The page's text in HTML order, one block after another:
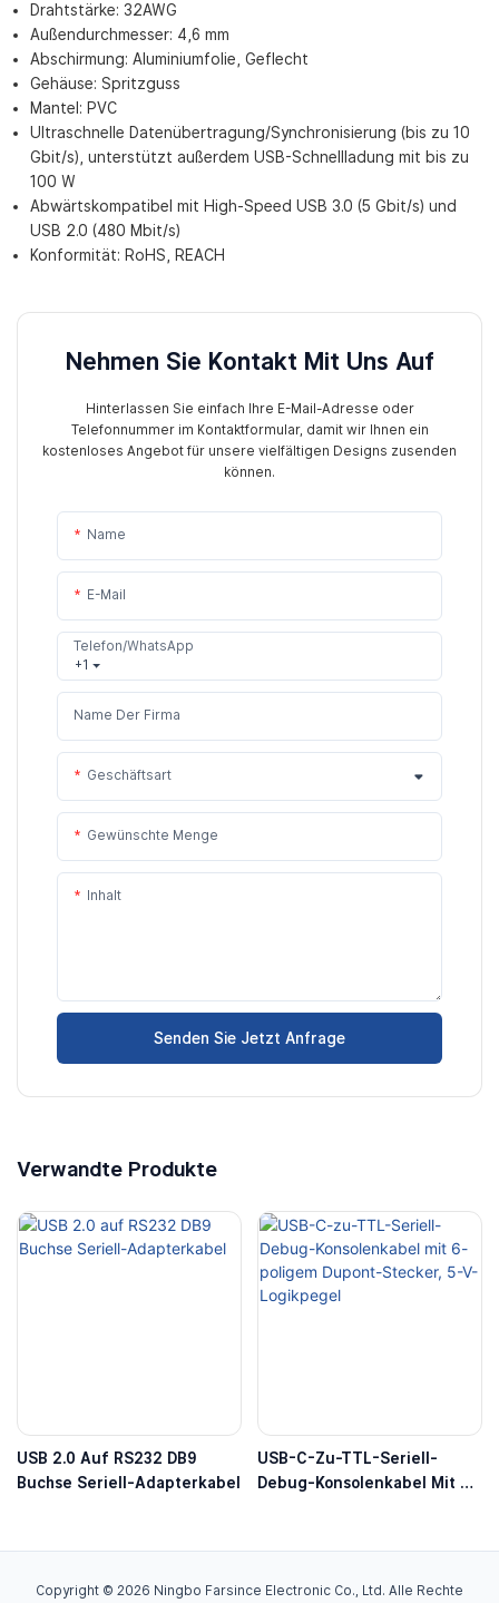
Drahtstärke: 32AWG
Außendurchmesser: 4,6 mm
Abschirmung: Aluminiumfolie, Geflecht
Gehäuse: Spritzguss
Mantel: PVC
Ultraschnelle Datenübertragung/Synchronisierung (bis zu 10
Gbit/s), unterstützt außerdem USB-Schnellladung mit bis zu
100 W
Abwärtskompatibel mit High-Speed ​​USB 3.0 (5 Gbit/s) und
USB 2.0 (480 Mbit/s)
Konformität: RoHS, REACH
Nehmen Sie Kontakt Mit Uns Auf
Hinterlassen Sie einfach Ihre E-Mail-Adresse oder
Telefonnummer im Kontaktformular, damit wir Ihnen ein
kostenloses Angebot für unsere vielfältigen Designs zusenden
können.
Name
E-Mail
+1
Telefon/WhatsApp
Name Der Firma
Geschäftsart
Gewünschte Menge
Inhalt
Senden Sie Jetzt Anfrage
Verwandte Produkte
USB 2.0 Auf RS232 DB9
Buchse Seriell-Adapterkabel
USB-C-Zu-TTL-Seriell-
Debug-Konsolenkabel Mit 6-
Copyright © 2026 Ningbo Farsince Electronic Co., Ltd. Alle Rechte